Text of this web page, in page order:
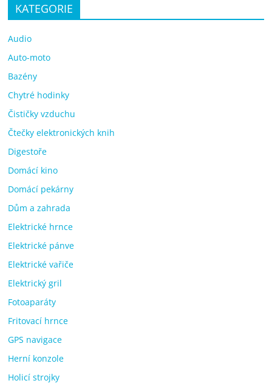
KATEGORIE
Audio
Auto-moto
Bazény
Chytré hodinky
Čističky vzduchu
Čtečky elektronických knih
Digestoře
Domácí kino
Domácí pekárny
Dům a zahrada
Elektrické hrnce
Elektrické pánve
Elektrické vařiče
Elektrický gril
Fotoaparáty
Fritovací hrnce
GPS navigace
Herní konzole
Holicí strojky